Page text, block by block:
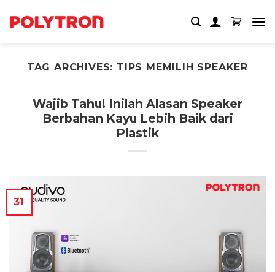
TAG ARCHIVES: TIPS MEMILIH SPEAKER
Wajib Tahu! Inilah Alasan Speaker
Berbahan Kayu Lebih Baik dari
Plastik
31